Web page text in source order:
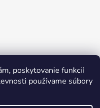
poskytovanie funkcií
používame súbory